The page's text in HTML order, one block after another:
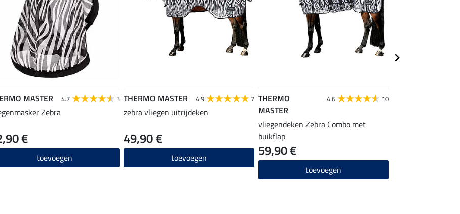
MASTER 4.7 3
Zebra
€
toevoegen
THERMO MASTER 4.9 7
zebra vliegen uitrijdeken
49,90 €
toevoegen
THERMO
MASTER
4.6 10
vliegendeken Zebra Combo met
buikflap
59,90 €
toevoegen